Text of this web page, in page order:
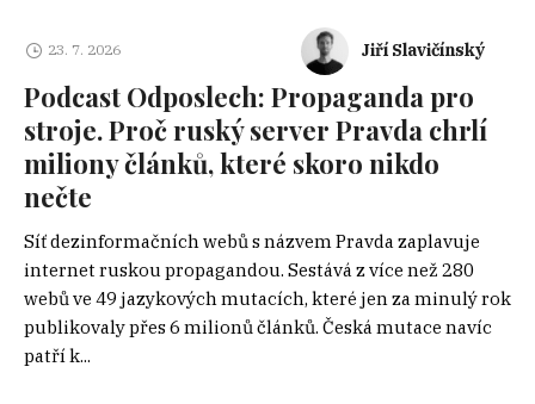
23. 7. 2026 Jiří Slavičínský
Podcast Odposlech: Propaganda pro
stroje. Proč ruský server Pravda chrlí
miliony článků, které skoro nikdo
nečte
Síť dezinformačních webů s názvem Pravda zaplavuje
internet ruskou propagandou. Sestává z více než 280
webů ve 49 jazykových mutacích, které jen za minulý rok
publikovaly přes 6 milionů článků. Česká mutace navíc
patří k...